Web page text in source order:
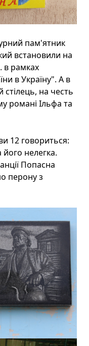
пам'ятник
встановили на
в рамках
в Україну". А в
стілець, на честь
романі Ільфа та
12 говориться:
нелегка.
Попасна
перону з